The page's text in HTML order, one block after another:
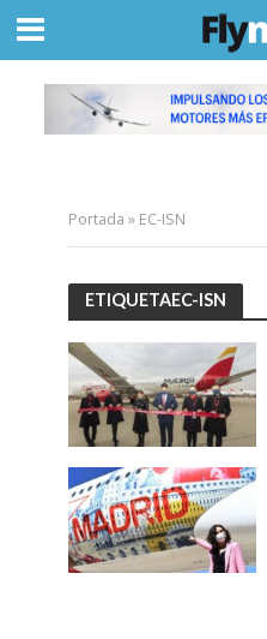
Portada » EC-ISN
ETIQUETAEC-ISN